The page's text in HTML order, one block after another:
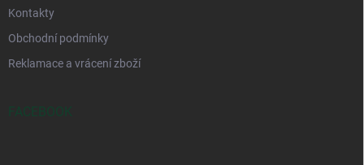
Kontakty
Obchodní podmínky
Reklamace a vrácení zboží
FACEBOOK